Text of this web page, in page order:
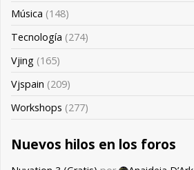
Música (148)
Tecnología (274)
Vjing (165)
Vjspain (209)
Workshops (277)
Nuevos hilos en los foros